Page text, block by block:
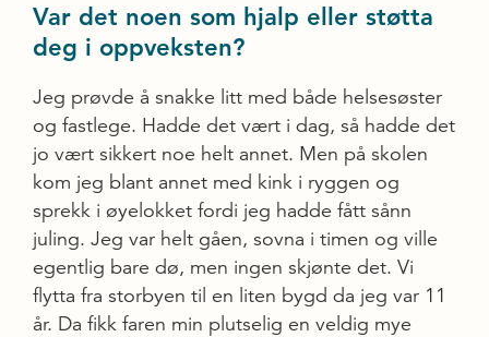
Var det noen som hjalp eller støtta
deg i oppveksten?
Jeg prøvde å snakke litt med både helsesøster
og fastlege. Hadde det vært i dag, så hadde det
jo vært sikkert noe helt annet. Men på skolen
kom jeg blant annet med kink i ryggen og
sprekk i øyelokket fordi jeg hadde fått sånn
juling. Jeg var helt gåen, sovna i timen og ville
egentlig bare dø, men ingen skjønte det. Vi
flytta fra storbyen til en liten bygd da jeg var 11
år. Da fikk faren min plutselig en veldig mye